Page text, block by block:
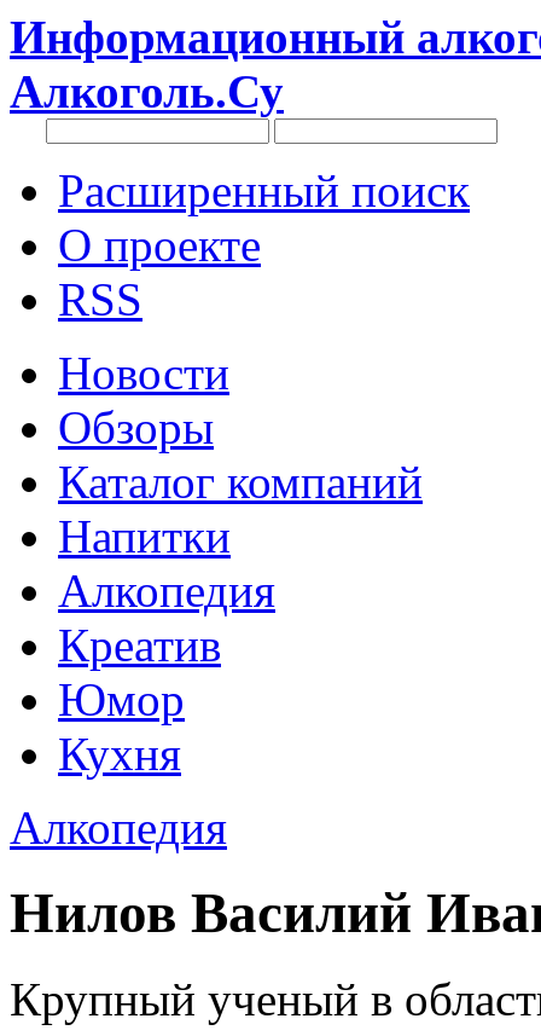
Информационный
Алкоголь.Су
Расширенный поиск
О проекте
RSS
Новости
Обзоры
Каталог компаний
Напитки
Алкопедия
Креатив
Юмор
Кухня
Алкопедия
Нилов Василий
Крупный ученый в